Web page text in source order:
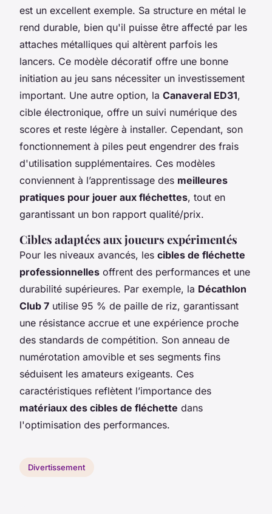
est un excellent exemple. Sa structure en métal le
rend durable, bien qu'il puisse être affecté par les
attaches métalliques qui altèrent parfois les
lancers. Ce modèle décoratif offre une bonne
initiation au jeu sans nécessiter un investissement
important. Une autre option, la Canaveral ED31,
cible électronique, offre un suivi numérique des
scores et reste légère à installer. Cependant, son
fonctionnement à piles peut engendrer des frais
d'utilisation supplémentaires. Ces modèles
conviennent à l’apprentissage des meilleures
pratiques pour jouer aux fléchettes, tout en
garantissant un bon rapport qualité/prix.
Cibles adaptées aux joueurs expérimentés
Pour les niveaux avancés, les cibles de fléchette
professionnelles offrent des performances et une
durabilité supérieures. Par exemple, la Décathlon
Club 7 utilise 95 % de paille de riz, garantissant
une résistance accrue et une expérience proche
des standards de compétition. Son anneau de
numérotation amovible et ses segments fins
séduisent les amateurs exigeants. Ces
caractéristiques reflètent l’importance des
matériaux des cibles de fléchette dans
l'optimisation des performances.
Divertissement